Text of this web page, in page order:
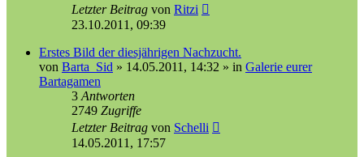
Letzter Beitrag von Ritzi
23.10.2011, 09:39
Erstes Bild der diesjährigen Nachzucht.
von Barta_Sid » 14.05.2011, 14:32 » in Galerie eurer
Bartagamen
3 Antworten
2749 Zugriffe
Letzter Beitrag von Schelli
14.05.2011, 17:57